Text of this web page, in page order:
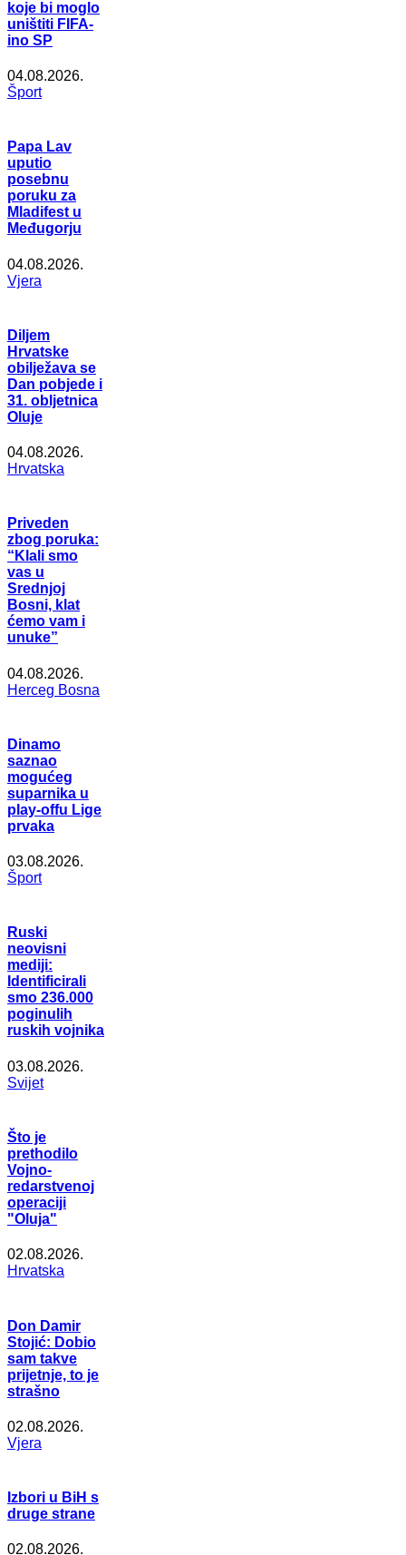
koje bi moglo
uništiti FIFA-
ino SP
04.08.2026.
Šport
Papa Lav
uputio
posebnu
poruku za
Mladifest u
Međugorju
04.08.2026.
Vjera
Diljem
Hrvatske
obilježava se
Dan pobjede i
31. obljetnica
Oluje
04.08.2026.
Hrvatska
Priveden
zbog poruka:
“Klali smo
vas u
Srednjoj
Bosni, klat
ćemo vam i
unuke”
04.08.2026.
Herceg Bosna
Dinamo
saznao
mogućeg
suparnika u
play-offu Lige
prvaka
03.08.2026.
Šport
Ruski
neovisni
mediji:
Identificirali
smo 236.000
poginulih
ruskih vojnika
03.08.2026.
Svijet
Što je
prethodilo
Vojno-
redarstvenoj
operaciji
"Oluja"
02.08.2026.
Hrvatska
Don Damir
Stojić: Dobio
sam takve
prijetnje, to je
strašno
02.08.2026.
Vjera
Izbori u BiH s
druge strane
02.08.2026.